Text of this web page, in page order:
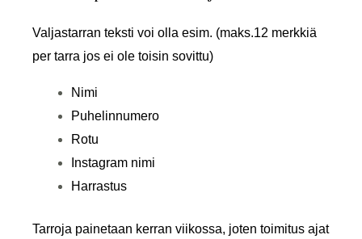
Valjastarran teksti voi olla esim. (maks.12 merkkiä
per tarra jos ei ole toisin sovittu)
Nimi
Puhelinnumero
Rotu
Instagram nimi
Harrastus
Tarroja painetaan kerran viikossa, joten toimitus ajat